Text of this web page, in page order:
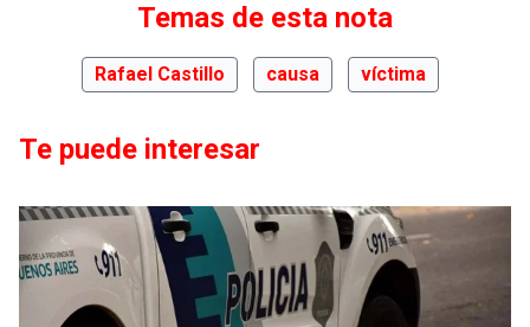
Temas de esta nota
Rafael Castillo causa víctima
Te puede interesar